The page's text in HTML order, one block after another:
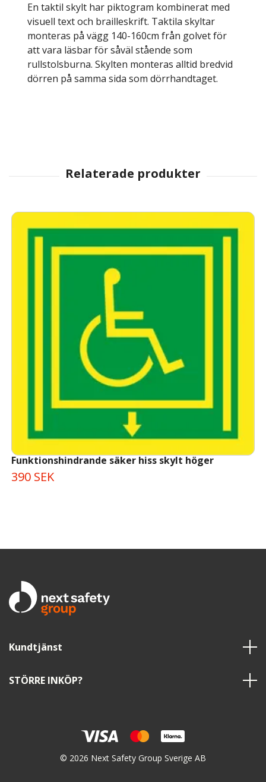
En taktil skylt har piktogram kombinerat med
visuell text och brailleskrift. Taktila skyltar
monteras på vägg 140-160cm från golvet för
att vara läsbar för såväl stående som
rullstolsburna. Skylten monteras alltid bredvid
dörren på samma sida som dörrhandtaget.
Funktionshindrande säker hiss skylt höger
390 SEK
Kundtjänst
STÖRRE INKÖP?
© 2026 Next Safety Group Sverige AB